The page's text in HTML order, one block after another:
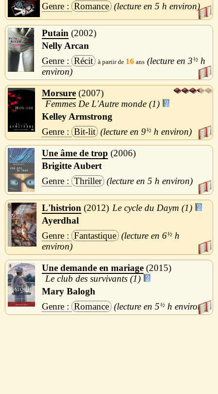
Romance
5 h
Putain
2002
Nelly Arcan
Récit
16 3½ h
Morsure 2007
Femmes De L'Autre monde (1)
Kelley Armstrong
Bit-lit
9½ h
Une âme de trop
2006
Brigitte Aubert
Thriller
5 h
L'histrion 2012
Le cycle du Daym (1)
Ayerdhal
Fantastique
6½ h
Une demande en mariage 2015
Le club des survivants (1)
Mary Balogh
Romance
5½ h